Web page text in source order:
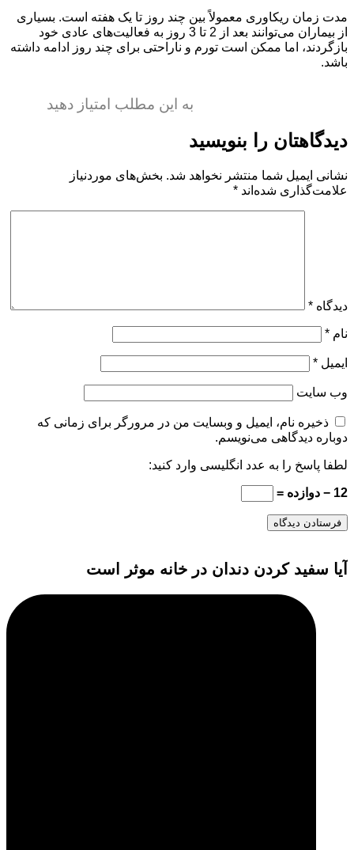
مدت زمان ریکاوری معمولاً بین چند روز تا یک هفته است. بسیاری
از بیماران می‌توانند بعد از 2 تا 3 روز به فعالیت‌های عادی خود
بازگردند، اما ممکن است تورم و ناراحتی برای چند روز ادامه داشته
باشد.
به این مطلب امتیاز دهید
دیدگاهتان را بنویسید
نشانی ایمیل شما منتشر نخواهد شد. بخش‌های موردنیاز
علامت‌گذاری شده‌اند*
دیدگاه*
نام*
ایمیل *
وب‌ سایت
ذخیره نام، ایمیل و وبسایت من در مرورگر برای زمانی که
دوباره دیدگاهی می‌نویسم.
لطفا پاسخ را به عدد انگلیسی وارد کنید:
12 − دوازده =
آیا سفید کردن دندان در خانه موثر است